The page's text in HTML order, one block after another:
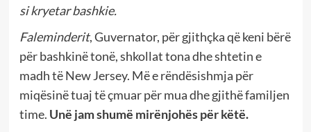
si kryetar bashkie.
Faleminderit, Guvernator, për gjithçka që keni bërë
për bashkinë tonë, shkollat tona dhe shtetin e
madh të New Jersey. Më e rëndësishmja për
miqësinë tuaj të çmuar për mua dhe gjithë familjen
time. Unë jam shumë mirënjohës për këtë.